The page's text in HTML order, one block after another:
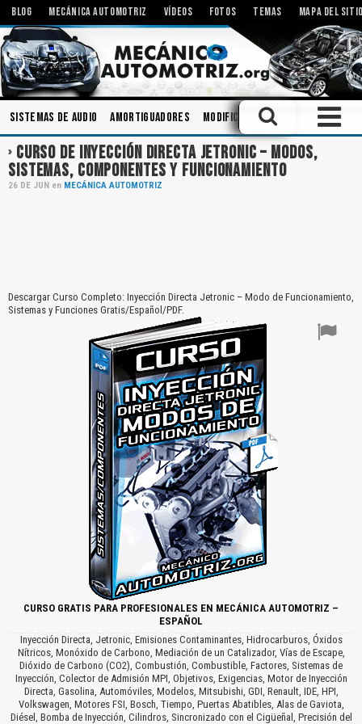
BLOG MECÁNICA AUTOMOTRIZ VÍDEOS FOTOS TEMAS MAPA DEL
Sistemas de Audio Amortiguadores Modificaciones Bielas
CURSO DE INYECCIÓN DIRECTA JETRONIC – MODOS,
SISTEMAS, COMPONENTES Y FUNCIONAMIENTO
26 DE JUN en MECÁNICA AUTOMOTRIZ
Descargar Curso Completo: Inyección Directa Jetronic – Modo de Funcionamiento,
Sistemas y Funciones Gratis/Español/PDF.
CURSO GRATIS PARA PROFESIONALES EN MECÁNICA AUTOMOTRIZ –
ESPAÑOL
Inyección Directa, Jetronic, Emisiones Contaminantes, Hidrocarburos, Óxidos
Nítricos, Monóxido de Carbono, Mediación de un Catalizador, Vías de Escape,
Dióxido de Carbono (CO2), Combustión, Combustible, Factores, Sistemas de
Inyección, Colector de Admisión MPI, Objetivos, Exigencias, Motor de Inyección
Directa, Gasolina, Automóviles, Modelos, Mitsubishi, GDI, Renault, IDE, HPI,
Volkswagen, Motores FSI, Bosch, Tiempo, Puertas Abatibles, Alas de Gaviota,
Diésel, Bomba de Inyección, Cilindros, Sincronizado con el Cigüeñal, Precisión del